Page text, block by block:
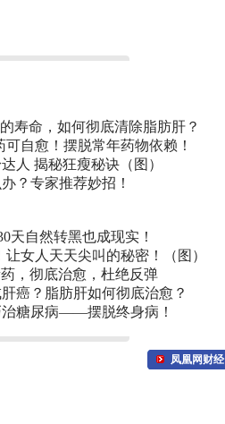
寿命，如何彻底清除脂肪肝？
自愈！摆脱常年药物依赖！
人 揭秘狂瘦秘诀（图）
？专家推荐妙招！
天自然转黑也成现实！
女人天天尖叫的秘密！（图）
，彻底治愈，杜绝反弹
癌？脂肪肝如何彻底治愈？
糖尿病——摆脱终身病！
凤凰网财经